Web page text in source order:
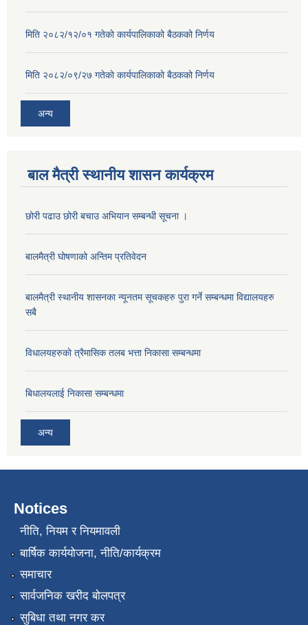
मिति २०८२/१२/०१ गतेकाे कार्यपालिकाको बैठकको निर्णय
मिति २०८२/०९/२७ गतेकाे कार्यपालिकाको बैठकको निर्णय
अन्य
बाल मैत्री स्थानीय शासन कार्यक्रम
छोरी पढाउ छोरी बचाउ अभियान सम्बन्धी सूचना ।
बालमैत्री घोषणाको अन्तिम प्रतिवेदन
बालमैत्री स्थानीय शासनका न्यूनतम सूचकहरु पुरा गर्ने सम्बन्धमा विद्यालयहरु
सबै
विधालयहरुकाे त्रैमासिक तलब भत्ता निकासा सम्बन्धमा
बिधालयलाई निकासा सम्बन्धमा
अन्य
Notices
नीति, नियम र नियमावली
बार्षिक कार्ययोजना, नीति/कार्यक्रम
समाचार
सार्वजनिक खरीद बोलपत्र
सुबिधा तथा नगर कर